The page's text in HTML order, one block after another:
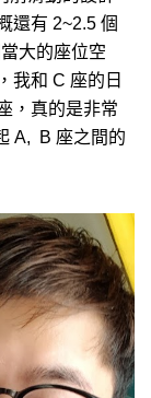
還有 2~2.5 個
大的座位空
我和 C 座的日
，真的是非常
A, B 座之間的